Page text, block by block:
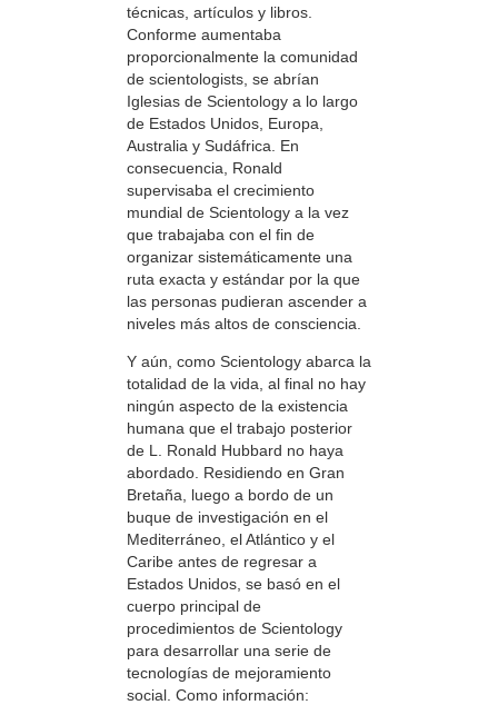
técnicas, artículos y libros.
Conforme aumentaba
proporcionalmente la comunidad
de scientologists, se abrían
Iglesias de Scientology a lo largo
de Estados Unidos, Europa,
Australia y Sudáfrica. En
consecuencia, Ronald
supervisaba el crecimiento
mundial de Scientology a la vez
que trabajaba con el fin de
organizar sistemáticamente una
ruta exacta y estándar por la que
las personas pudieran ascender a
niveles más altos de consciencia.
Y aún, como Scientology abarca la
totalidad de la vida, al final no hay
ningún aspecto de la existencia
humana que el trabajo posterior
de L. Ronald Hubbard no haya
abordado. Residiendo en Gran
Bretaña, luego a bordo de un
buque de investigación en el
Mediterráneo, el Atlántico y el
Caribe antes de regresar a
Estados Unidos, se basó en el
cuerpo principal de
procedimientos de Scientology
para desarrollar una serie de
tecnologías de mejoramiento
social. Como información: